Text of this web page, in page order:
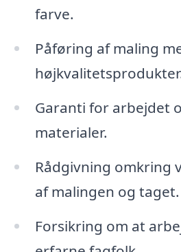
farve.
Påføring af maling
Garanti for arbejdet
materialer.
Rådgivning omkring
af malingen og taget.
Forsikring om at